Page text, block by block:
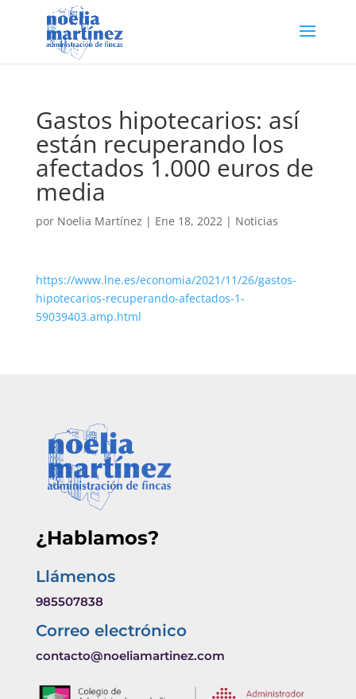
Gastos hipotecarios: así
están recuperando los
afectados 1.000 euros de
media
por Noelia Martínez | Ene 18, 2022| Noticias
https://www.lne.es/economia/2021/11/26/gastos-
hipotecarios-recuperando-afectados-1-
59039403.amp.html
¿Hablamos?
Llámenos
985507838
Correo electrónico
contacto@noeliamartinez.com